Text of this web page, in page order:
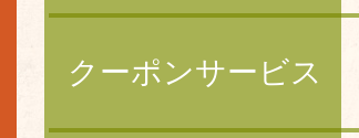
クーポンサービス